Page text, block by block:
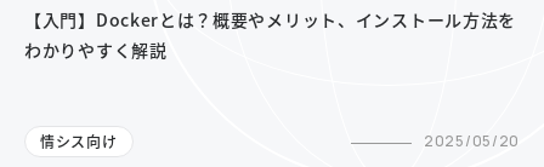
【入門】Dockerとは？概要やメリット、インストール方法を
わかりやすく解説
情シス向け 2025/05/20